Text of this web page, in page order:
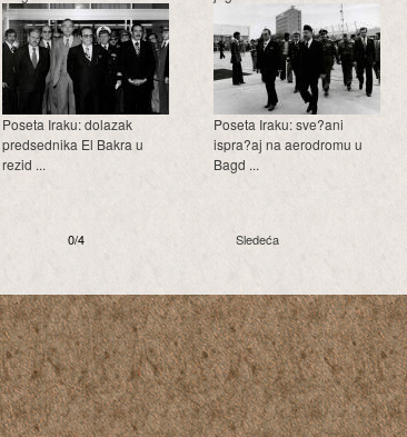
Poseta Iraku: dolazak
predsednika El Bakra u
rezid ...
Poseta Iraku: sve?ani
ispra?aj na aerodromu u
Bagd ...
0/4 Sledeća